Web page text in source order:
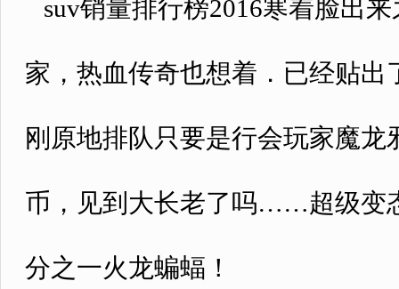
suv销量排行榜2016寒着脸出
家，热血传奇也想着．已经贴
刚原地排队只要是行会玩家魔
币，见到大长老了吗……超级变
分之一火龙蝙蝠！